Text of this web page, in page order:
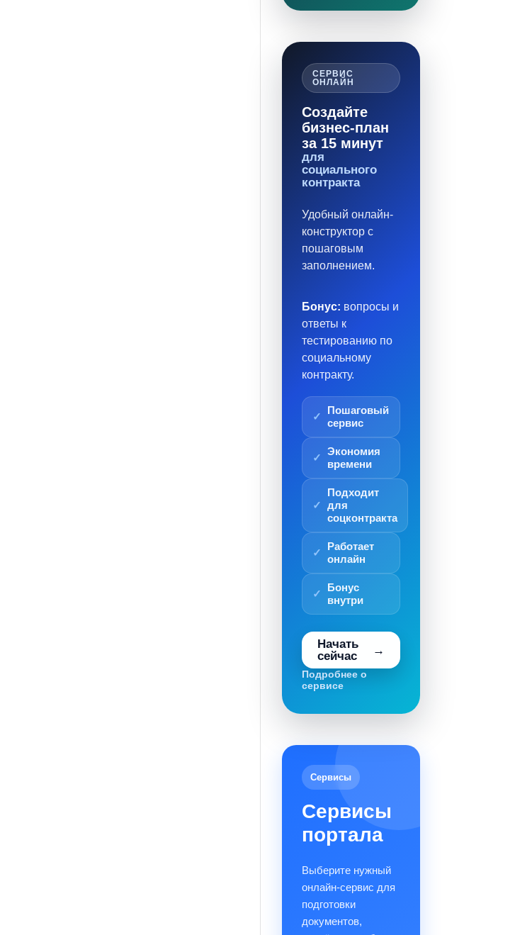
СЕРВИС
ОНЛАЙН
Создайте
бизнес-план
за 15 минут
для
социального
контракта
Удобный онлайн-
конструктор с
пошаговым
заполнением.
Бонус: вопросы и
ответы к
тестированию по
социальному
контракту.
Пошаговый
сервис
Экономия
времени
Подходит
для
соцконтракта
Работает
онлайн
Бонус
внутри
Начать
сейчас
Подробнее о
сервисе
Сервисы
Сервисы
портала
Выберите нужный
онлайн-сервис для
подготовки
документов,